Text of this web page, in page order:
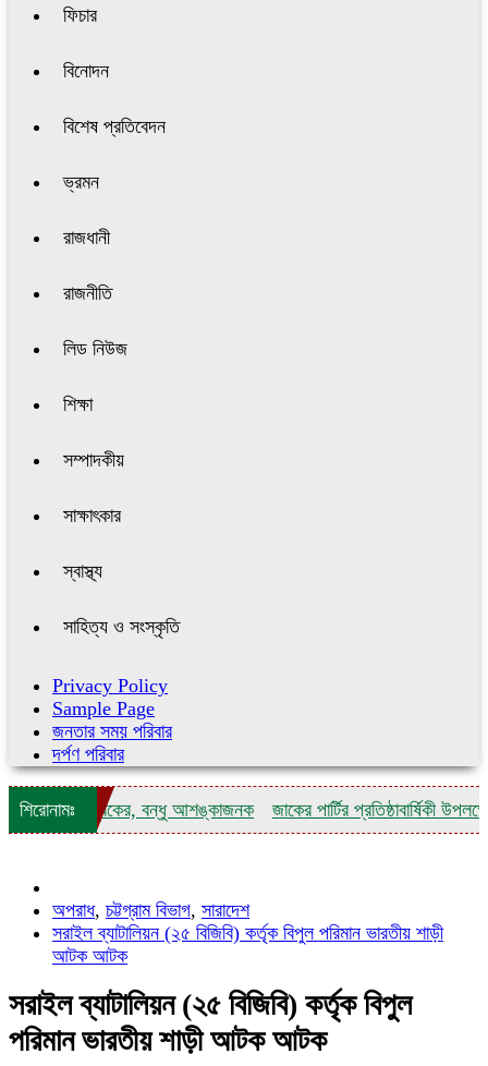
ফিচার
বিনোদন
বিশেষ প্রতিবেদন
ভ্রমন
রাজধানী
রাজনীতি
লিড নিউজ
শিক্ষা
সম্পাদকীয়
সাক্ষাৎকার
স্বাস্থ্য
সাহিত্য ও সংস্কৃতি
Privacy Policy
Sample Page
জনতার সময় পরিবার
দর্পণ পরিবার
শিরোনামঃ
গেল যুবকের, বন্ধু আশঙ্কাজনক জাকের পার্টির প্রতিষ্ঠাবার্ষিকী উপলক্ষে
অপরাধ, চট্টগ্রাম বিভাগ, সারাদেশ
সরাইল ব্যাটালিয়ন (২৫ বিজিবি) কর্তৃক বিপুল পরিমান ভারতীয় শাড়ী
আটক আটক
সরাইল ব্যাটালিয়ন (২৫ বিজিবি) কর্তৃক বিপুল
পরিমান ভারতীয় শাড়ী আটক আটক